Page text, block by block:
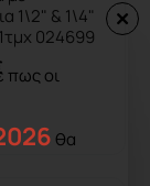
πως οι
θα
1\2" & 1\4"
024699